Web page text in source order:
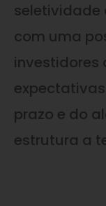
seletividade
com uma
prazo e do
estrutura a